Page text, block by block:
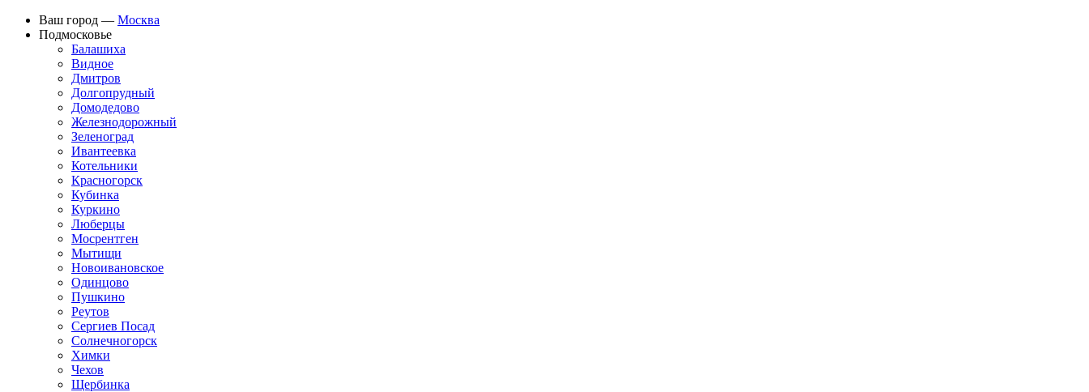
Ваш город — Москва
Подмосковье
Балашиха
Видное
Дмитров
Долгопрудный
Домодедово
Железнодорожный
Зеленоград
Ивантеевка
Котельники
Красногорск
Кубинка
Куркино
Люберцы
Мосрентген
Мытищи
Новоивановское
Одинцово
Пушкино
Реутов
Сергиев Посад
Солнечногорск
Химки
Чехов
Щербинка